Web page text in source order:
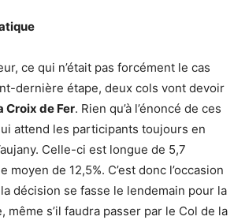
ce qui n’était pas forcément le cas
dernière étape, deux cols vont devoir
Croix de Fer. Rien qu’à l’énoncé de ces
attend les participants toujours en
Celle-ci est longue de 5,7
de 12,5%. C’est donc l’occasion
décision se fasse le lendemain pour la
s’il faudra passer par le Col de la